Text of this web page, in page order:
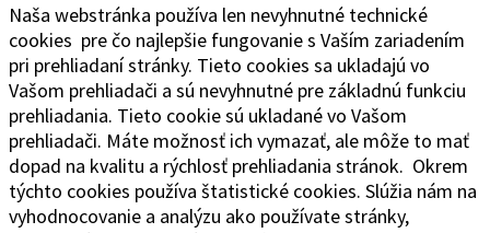
Naša webstránka používa len nevyhnutné technické
cookies pre čo najlepšie fungovanie s Vaším zariadením
pri prehliadaní stránky. Tieto cookies sa ukladajú vo
Vašom prehliadači a sú nevyhnutné pre základnú funkciu
prehliadania. Tieto cookie sú ukladané vo Vašom
prehliadači. Máte možnosť ich vymazať, ale môže to mať
dopad na kvalitu a rýchlosť prehliadania stránok. Okrem
týchto cookies používa štatistické cookies. Slúžia nám na
vyhodnocovanie a analýzu ako používate stránky,